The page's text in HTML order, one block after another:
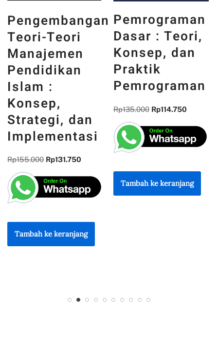
Pemrograman
Dasar : Teori,
Konsep, dan
Praktik
Pemrograman
Rp135.000 Rp114.750
Tambah ke keranjang
PANCASILA
DAN WAJAH
INDONESIA :
MEMORI,
PENGALAMAN,
DAN
REFLEKSI
KEBANGSAAN
Rp300.000 Rp255.000